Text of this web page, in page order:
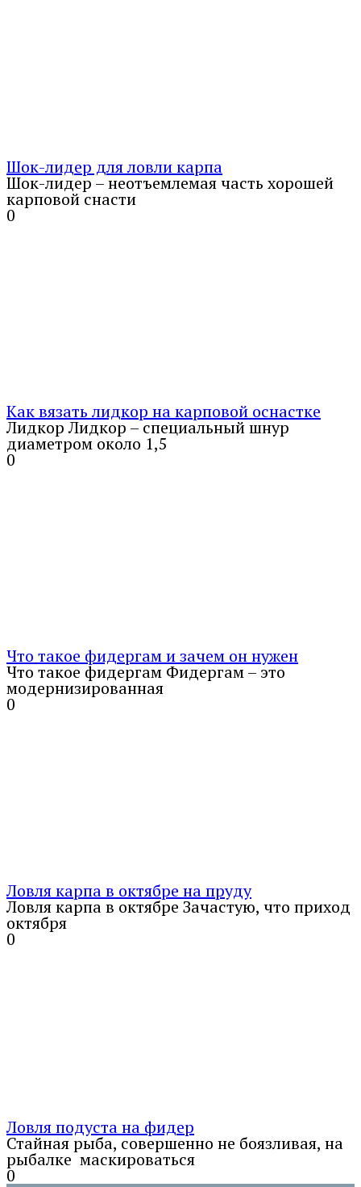
Шок-лидер для ловли карпа
Шок-лидер – неотъемлемая часть хорошей
карповой снасти
0
Как вязать лидкор на карповой оснастке
Лидкор Лидкор – специальный шнур
диаметром около 1,5
0
Что такое фидергам и зачем он нужен
Что такое фидергам Фидергам – это
модернизированная
0
Ловля карпа в октябре на пруду
Ловля карпа в октябре Зачастую, что приход
октября
0
Ловля подуста на фидер
Стайная рыба, совершенно не боязливая, на
рыбалке маскироваться
0